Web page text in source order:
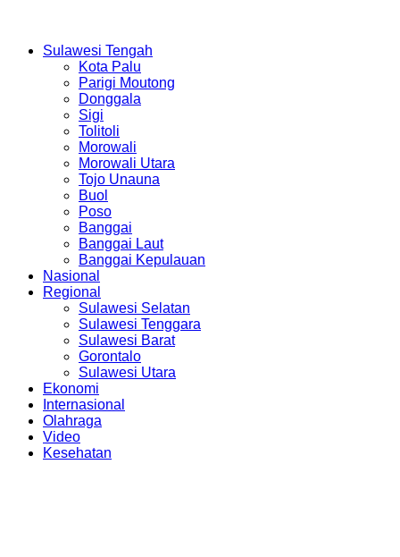
Sulawesi Tengah
Kota Palu
Parigi Moutong
Donggala
Sigi
Tolitoli
Morowali
Morowali Utara
Tojo Unauna
Buol
Poso
Banggai
Banggai Laut
Banggai Kepulauan
Nasional
Regional
Sulawesi Selatan
Sulawesi Tenggara
Sulawesi Barat
Gorontalo
Sulawesi Utara
Ekonomi
Internasional
Olahraga
Video
Kesehatan